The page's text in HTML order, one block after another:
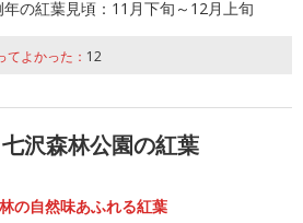
年の紅葉見頃： 11月下旬～12月上旬
てよかった： 12
沢森林公園の紅葉
の自然味あふれる紅葉